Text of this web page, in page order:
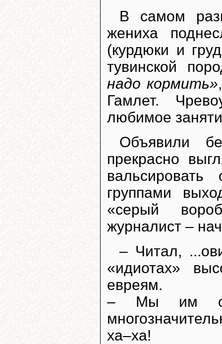
В самом
жениха
(курдюки и
тувинской
надо кормить»
Гамлет.
любимое
Объявили
прекрасно
группами
«серый
журналист –
– Читал,
«идиотах»
евреям.
– Мы им
ха–ха!